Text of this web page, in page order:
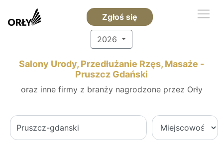
Zgłoś się
2026
Salony Urody, Przedłużanie Rzęs, Masaże -
Pruszcz Gdański
oraz inne firmy z branży nagrodzone przez Orły